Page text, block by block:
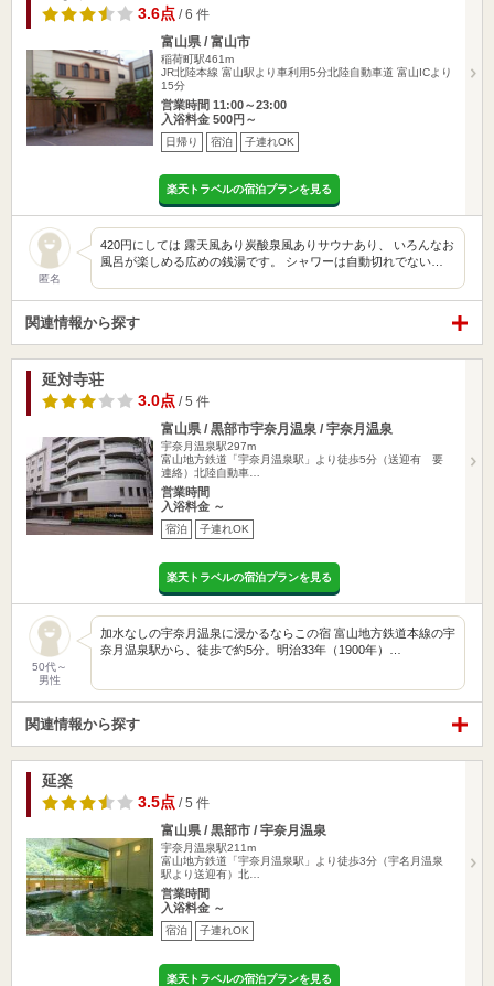
3.6点 / 6 件
富山県 / 富山市
稲荷町駅461m
JR北陸本線 富山駅より車利用5分北陸自動車道 富山ICより
15分
営業時間 11:00～23:00
入浴料金 500円～
日帰り 宿泊 子連れOK
楽天トラベルの宿泊プランを見る
匿名
420円にしては 露天風あり炭酸泉風ありサウナあり、 いろんなお
風呂が楽しめる広めの銭湯です。 シャワーは自動切れでない…
関連情報から探す
延対寺荘
3.0点 / 5 件
富山県 / 黒部市宇奈月温泉 / 宇奈月温泉
宇奈月温泉駅297m
富山地方鉄道「宇奈月温泉駅」より徒歩5分（送迎有 要
連絡）北陸自動車…
営業時間
入浴料金 ～
宿泊 子連れOK
楽天トラベルの宿泊プランを見る
50代～
男性
加水なしの宇奈月温泉に浸かるならこの宿 富山地方鉄道本線の宇
奈月温泉駅から、徒歩で約5分。明治33年（1900年）…
関連情報から探す
延楽
3.5点 / 5 件
富山県 / 黒部市 / 宇奈月温泉
宇奈月温泉駅211m
富山地方鉄道「宇奈月温泉駅」より徒歩3分（宇名月温泉
駅より送迎有）北…
営業時間
入浴料金 ～
宿泊 子連れOK
楽天トラベルの宿泊プランを見る